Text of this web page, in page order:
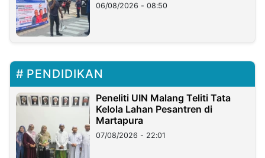
06/08/2026 - 08:50
PENDIDIKAN
Peneliti UIN Malang Teliti Tata
Kelola Lahan Pesantren di
Martapura
07/08/2026 - 22:01